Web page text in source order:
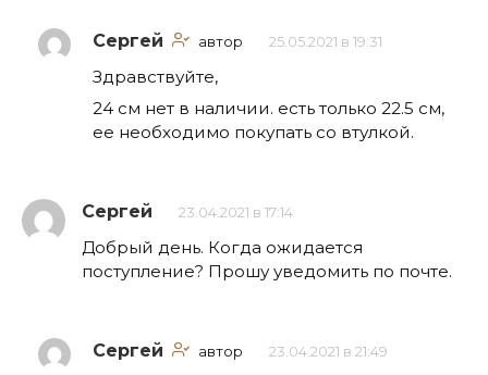
Сергей автор 25.05.2021 в 19:31
Здравствуйте,
24 см нет в наличии. есть только 22.5 см,
ее необходимо покупать со втулкой.
Сергей 23.04.2021 в 17:14
Добрый день. Когда ожидается
поступление? Прошу уведомить по почте.
Сергей автор 23.04.2021 в 21:49